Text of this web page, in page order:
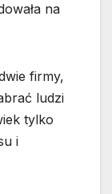
na
firmy,
ludzi
tylko
i